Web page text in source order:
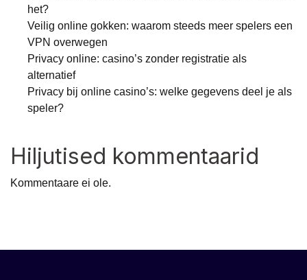
het?
Veilig online gokken: waarom steeds meer spelers een
VPN overwegen
Privacy online: casino’s zonder registratie als
alternatief
Privacy bij online casino’s: welke gegevens deel je als
speler?
Hiljutised kommentaarid
Kommentaare ei ole.